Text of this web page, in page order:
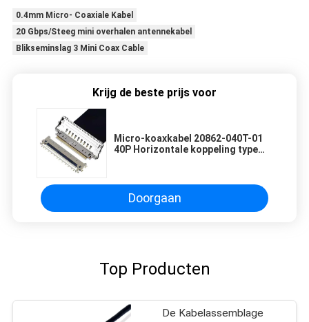
0.4mm Micro- Coaxiale Kabel
20 Gbps/Steeg mini overhalen antennekabel
Blikseminslag 3 Mini Coax Cable
Krijg de beste prijs voor
Micro-koaxkabel 20862-040T-01
40P Horizontale koppeling type
meerpuntsgrond
Doorgaan
Top Producten
De Kabelassemblage